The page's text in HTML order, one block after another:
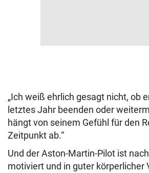
„Ich weiß ehrlich gesagt nicht, ob
letztes Jahr beenden oder
hängt von seinem Gefühl für den
Zeitpunkt ab.“
Und der Aston-Martin-Pilot ist
motiviert und in guter körperlicher